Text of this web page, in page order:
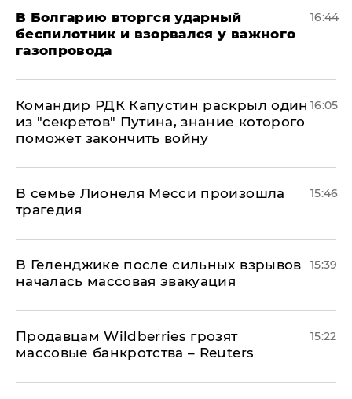
В Болгарию вторгся ударный
беспилотник и взорвался у важного
газопровода
16:44
Командир РДК Капустин раскрыл один
из "секретов" Путина, знание которого
поможет закончить войну
16:05
В семье Лионеля Месси произошла
трагедия
15:46
В Геленджике после сильных взрывов
началась массовая эвакуация
15:39
Продавцам Wildberries грозят
массовые банкротства – Reuters
15:22